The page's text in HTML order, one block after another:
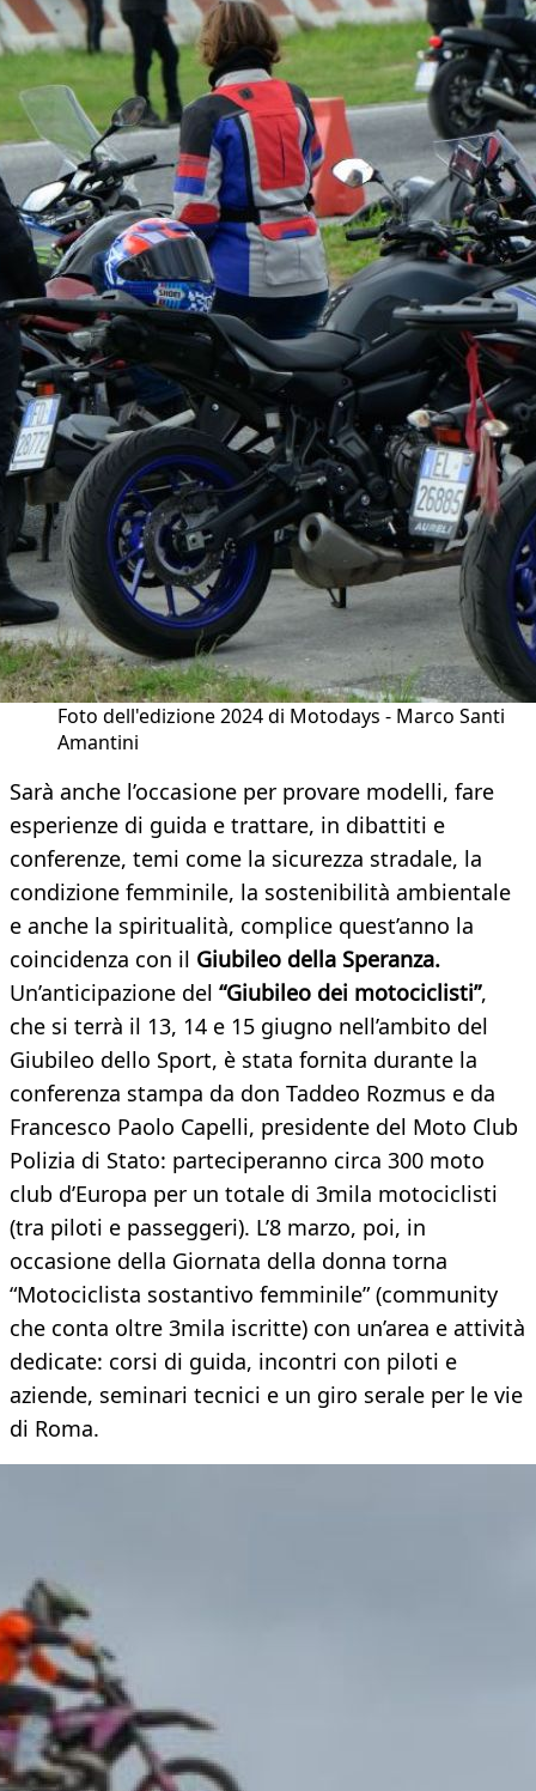
Foto dell'edizione 2024 di Motodays - Marco Santi
Amantini
Sarà anche l’occasione per provare modelli, fare
esperienze di guida e trattare, in dibattiti e
conferenze, temi come la sicurezza stradale, la
condizione femminile, la sostenibilità ambientale
e anche la spiritualità, complice quest’anno la
coincidenza con il Giubileo della Speranza.
Un’anticipazione del “Giubileo dei motociclisti”,
che si terrà il 13, 14 e 15 giugno nell’ambito del
Giubileo dello Sport, è stata fornita durante la
conferenza stampa da don Taddeo Rozmus e da
Francesco Paolo Capelli, presidente del Moto Club
Polizia di Stato: parteciperanno circa 300 moto
club d’Europa per un totale di 3mila motociclisti
(tra piloti e passeggeri). L’8 marzo, poi, in
occasione della Giornata della donna torna
“Motociclista sostantivo femminile” (community
che conta oltre 3mila iscritte) con un’area e attività
dedicate: corsi di guida, incontri con piloti e
aziende, seminari tecnici e un giro serale per le vie
di Roma.